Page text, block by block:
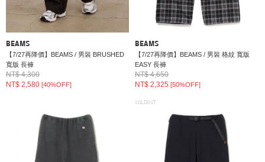
BEAMS
【7/27再降價】BEAMS / 男裝 BRUSHED
寬版 長褲
NT$ 4,300
NT$ 2,580 [40%OFF]
BEAMS
【7/27再降價】BEAMS / 男裝 格紋 寬版
EASY 長褲
NT$ 4,650
NT$ 2,325[50%OFF]
SOLDOUT